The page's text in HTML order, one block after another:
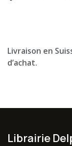
Livraison en
d’achat.
Librairie